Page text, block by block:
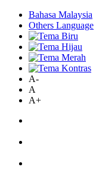
Bahasa Malaysia
Others Language
A-
A
A+